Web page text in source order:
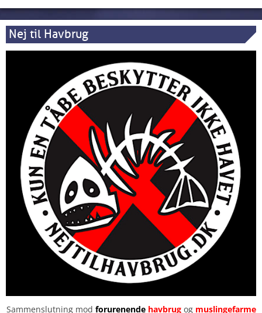
Nej til Havbrug
Sammenslutning mod forurenendehavbrugog muslingefarme